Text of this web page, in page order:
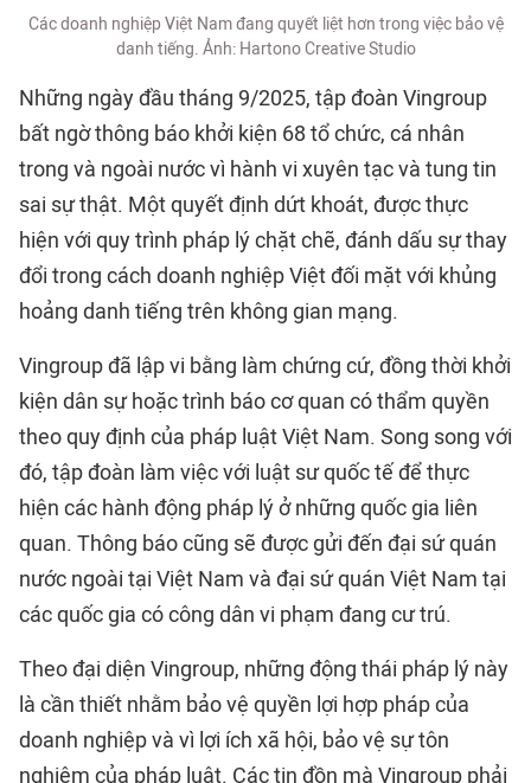
Các doanh nghiệp Việt Nam đang quyết liệt hơn trong việc bảo vệ
danh tiếng. Ảnh: Hartono Creative Studio
Những ngày đầu tháng 9/2025, tập đoàn Vingroup
bất ngờ thông báo khởi kiện 68 tổ chức, cá nhân
trong và ngoài nước vì hành vi xuyên tạc và tung tin
sai sự thật. Một quyết định dứt khoát, được thực
hiện với quy trình pháp lý chặt chẽ, đánh dấu sự thay
đổi trong cách doanh nghiệp Việt đối mặt với khủng
hoảng danh tiếng trên không gian mạng.
Vingroup đã lập vi bằng làm chứng cứ, đồng thời khởi
kiện dân sự hoặc trình báo cơ quan có thẩm quyền
theo quy định của pháp luật Việt Nam. Song song với
đó, tập đoàn làm việc với luật sư quốc tế để thực
hiện các hành động pháp lý ở những quốc gia liên
quan. Thông báo cũng sẽ được gửi đến đại sứ quán
nước ngoài tại Việt Nam và đại sứ quán Việt Nam tại
các quốc gia có công dân vi phạm đang cư trú.
Theo đại diện Vingroup, những động thái pháp lý này
là cần thiết nhằm bảo vệ quyền lợi hợp pháp của
doanh nghiệp và vì lợi ích xã hội, bảo vệ sự tôn
nghiêm của pháp luật. Các tin đồn mà Vingroup phải